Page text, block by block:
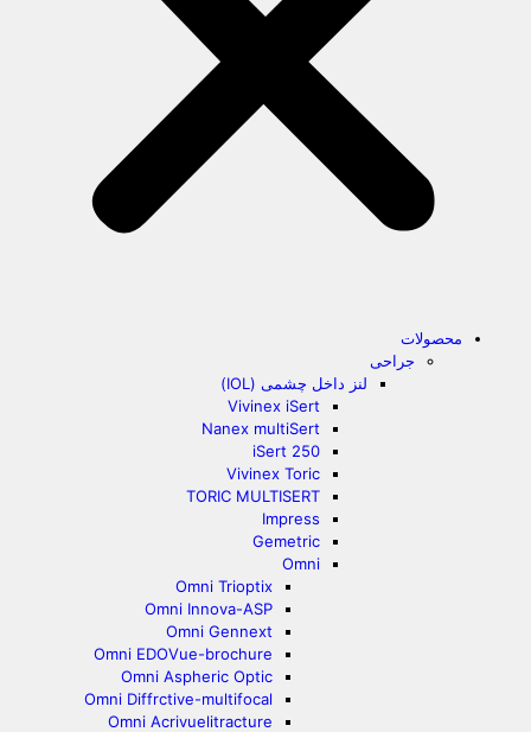
محصولات
جراحی
لنز داخل چشمی (IOL)
Vivinex iSert
Nanex multiSert
iSert 250
Vivinex Toric
TORIC MULTISERT
Impress
Gemetric
Omni
Omni Trioptix
Omni Innova-ASP
Omni Gennext
Omni EDOVue-brochure
Omni Aspheric Optic
Omni Diffrctive-multifocal
Omni Acrivuelitracture